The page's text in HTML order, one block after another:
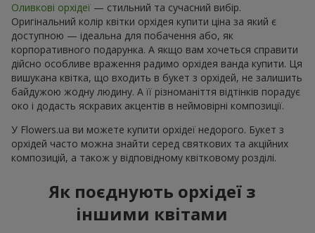
Оливкові орхідеї — стильний та сучасний вибір.
Оригінальний колір квітки орхідея купити ціна за який є
доступною — ідеальна для побачення або, як
корпоративного подарунка. А якщо вам хочеться справити
дійсно особливе враження радимо орхідея ванда купити. Ця
вишукана квітка, що входить в букет з орхідей, не залишить
байдужою жодну людину. А її різноманіття відтінків порадує
око і додасть яскравих акцентів в неймовірні композиції.
У Flowers.ua ви можете купити орхідеї недорого. Букет з
орхідей часто можна знайти серед святкових та акційних
композицій, а також у відповідному квітковому розділі.
Як поєднують орхідеї з
іншими квітами